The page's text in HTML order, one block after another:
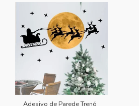
Adesivo de Parede Trenó